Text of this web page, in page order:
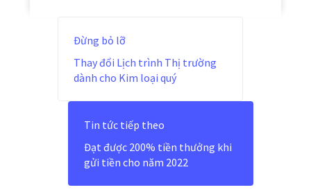
Đừng bỏ lỡ
Thay đổi Lịch trình Thị trường
dành cho Kim loại quý
Tin tức tiếp theo
Đạt được 200% tiền thưởng khi
gửi tiền cho năm 2022